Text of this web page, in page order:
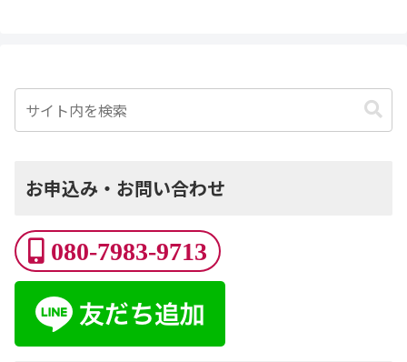
お申込み・お問い合わせ
080-7983-9713